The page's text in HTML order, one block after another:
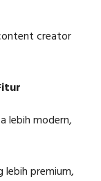
creator
lebih modern,
premium,